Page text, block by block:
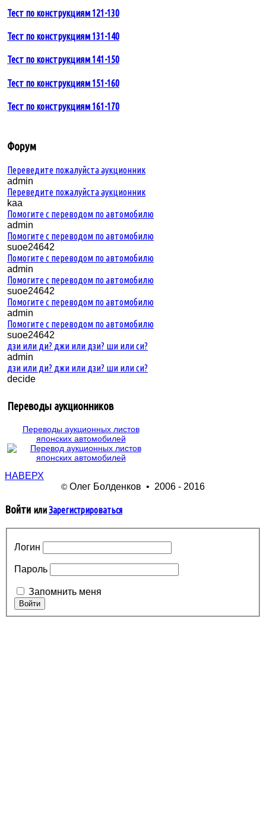
Тест по конструкциям 121-130
Тест по конструкциям 131-140
Тест по конструкциям 141-150
Тест по конструкциям 151-160
Тест по конструкциям 161-170
Форум
Переведите пожалуйста аукционник
admin
Переведите пожалуйста аукционник
kaa
Помогите с переводом по автомобилю
admin
Помогите с переводом по автомобилю
suoe24642
Помогите с переводом по автомобилю
admin
Помогите с переводом по автомобилю
suoe24642
Помогите с переводом по автомобилю
admin
Помогите с переводом по автомобилю
suoe24642
дзи или ди? джи или дзи? ши или си?
admin
дзи или ди? джи или дзи? ши или си?
decide
Переводы аукционников
Переводы аукционных листов
японских автомобилей
НАВЕРХ
© Олег Болденков • 2006 - 2016
Войти илиЗарегистрироваться
Логин
Пароль
Запомнить меня